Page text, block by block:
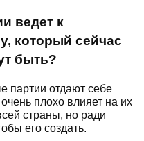
ведет к
который сейчас
быть?
партии отдают себе
очень плохо влияет на их
страны, но ради
его создать.